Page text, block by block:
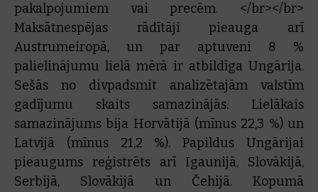
pakalpojumiem vai precēm. </br></br>
Maksātnespējas rādītāji pieauga arī
Austrumeiropā, un par aptuveni 8 %
palielinājumu lielā mērā ir atbildīga Ungārija.
Sešās no divpadsmit analizētajām valstīm
gadījumu skaits samazinājās. Lielākais
samazinājums bija Horvātijā (mīnus 22,3 %) un
Latvijā (mīnus 21,2 %). Papildus Ungārijai
pieaugums reģistrēts arī Igaunijā, Slovākijā,
Serbijā, Slovākijā un Čehijā. Kopumā